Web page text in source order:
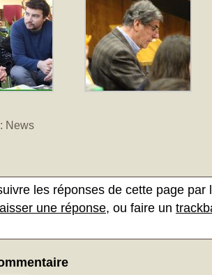
News
les réponses de cette page
laisser une réponse, ou faire un